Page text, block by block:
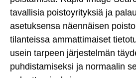
tavallisia poistoyrityksiä ja
asetuksensa näennäisen
tilanteissa ammattimaiset
usein tarpeen järjestelmän
puhdistamiseksi ja normaalin